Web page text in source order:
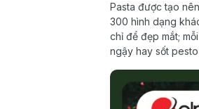
Pasta được tạo
300 hình dạng
chỉ để đẹp mắt;
ngậy hay sốt